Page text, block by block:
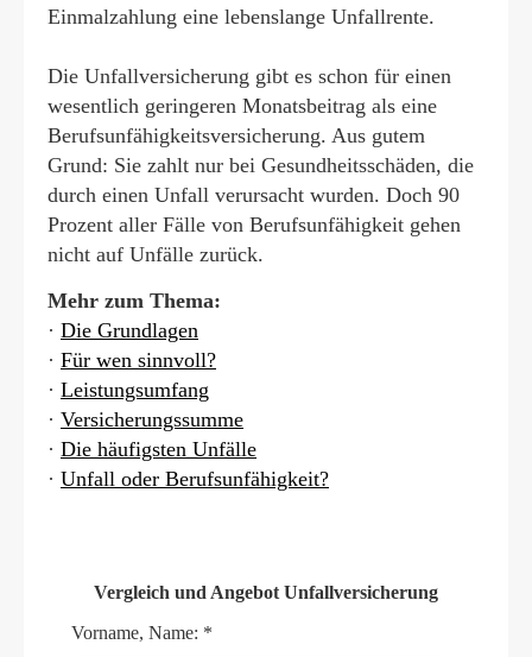
Einmalzahlung eine lebenslange Unfallrente.
Die Unfall­ver­si­che­rung gibt es schon für einen
wesentlich geringeren Monatsbeitrag als eine
Berufs­unfähig­keitsversicherung. Aus gutem
Grund: Sie zahlt nur bei Gesundheitsschäden, die
durch einen Unfall verursacht wurden. Doch 90
Prozent aller Fälle von Berufs­unfähig­keit gehen
nicht auf Unfälle zurück.
Mehr zum Thema:
· Die Grundlagen
· Für wen sinnvoll?
· Leistungsumfang
· Versicherungssumme
· Die häufigsten Unfälle
· Unfall oder Berufs­unfähig­keit?
Vergleich und Angebot Unfall­ver­si­che­rung
Vorname, Name: *